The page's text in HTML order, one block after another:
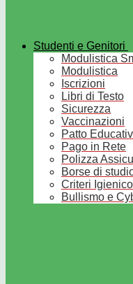
Studenti e Genitori
Modulistica
Modulistica
Iscrizioni
Libri di Testo
Sicurezza
Vaccinazioni
Patto
Pago in Rete
Polizza
Borse di
Criteri
Bullismo e